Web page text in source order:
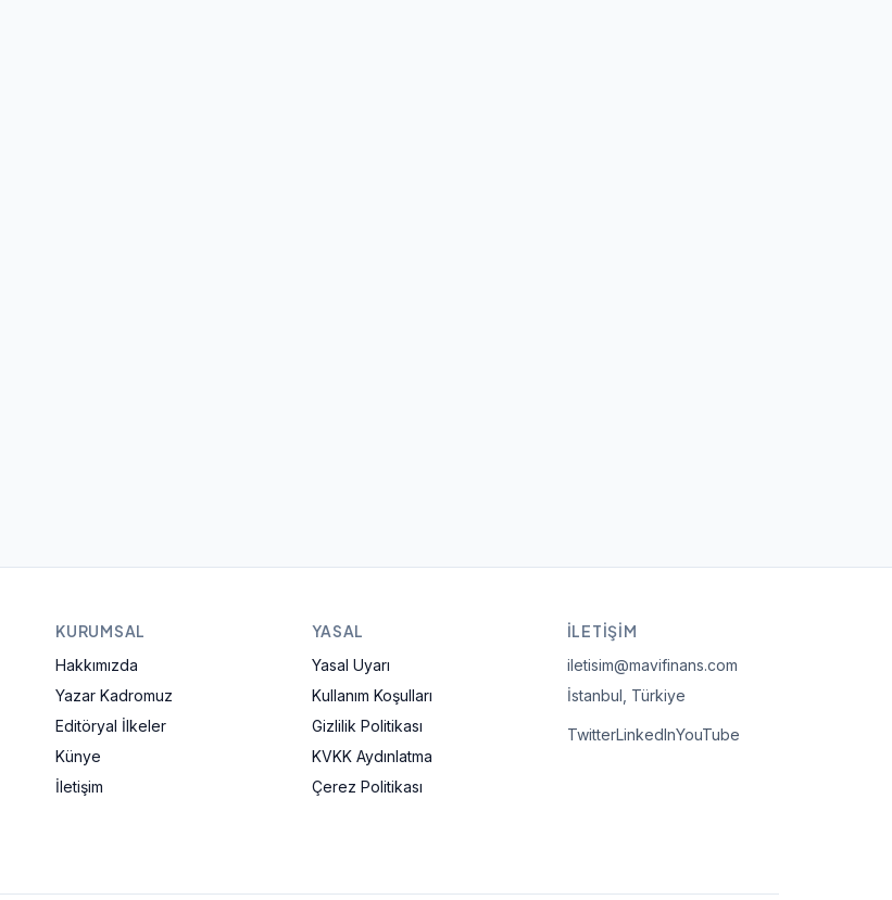
KURUMSAL
Hakkımızda
Yazar Kadromuz
Editöryal İlkeler
Künye
İletişim
YASAL
Yasal Uyarı
Kullanım Koşulları
Gizlilik Politikası
KVKK Aydınlatma
Çerez Politikası
İLETIŞIM
iletisim@mavifinans.com
İstanbul, Türkiye
TwitterLinkedInYouTube